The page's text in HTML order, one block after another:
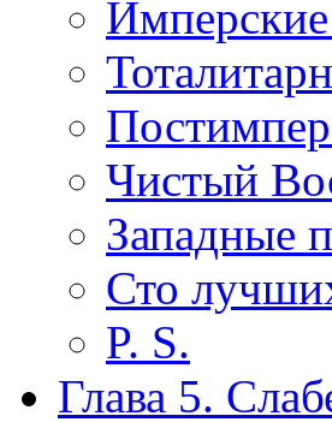
Чистый
Западные
Сто
P. S.
Глава 5.